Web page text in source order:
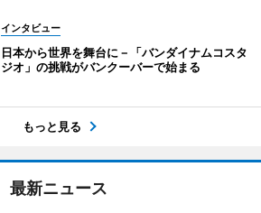
インタビュー
日本から世界を舞台に－「バンダイナムコスタ
ジオ」の挑戦がバンクーバーで始まる
もっと見る
最新ニュース